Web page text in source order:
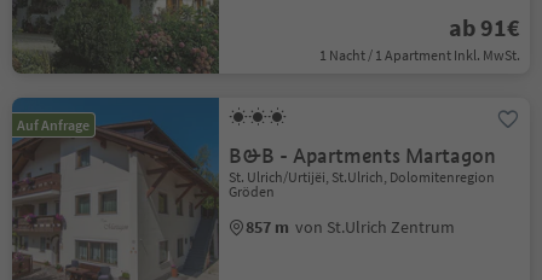
ab 91€
1 Nacht / 1 Apartment Inkl. MwSt.
Auf Anfrage
B&B - Apartments Martagon
St. Ulrich/Urtijëi, St.Ulrich, Dolomitenregion
Gröden
857 m von St.Ulrich Zentrum